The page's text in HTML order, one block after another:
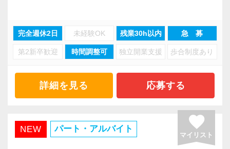
・税務経験を活かして成長したい方
・キャリアアップ志向のある方
・顧客対応や提案業務に挑戦したい方
・資産税など専門性を高めたい方
・将来的にマネジメントに関わりたい方
＜まずはカジュアル面談へ＞
・分業体制で業務負担を軽減
・顧客対応や提案業務に集中可能
・資産税や相続など専門性の高い案件あり
・経験値が自然と積み上がる環境
・有給取得率90％以上
完全週休2日 未経験OK 残業30h以内 急 募
第2新卒歓迎 時間調整可 独立開業支援 歩合制度あり
詳細を見る 応募する
NEW パート・アルバイト favorite
マイリスト